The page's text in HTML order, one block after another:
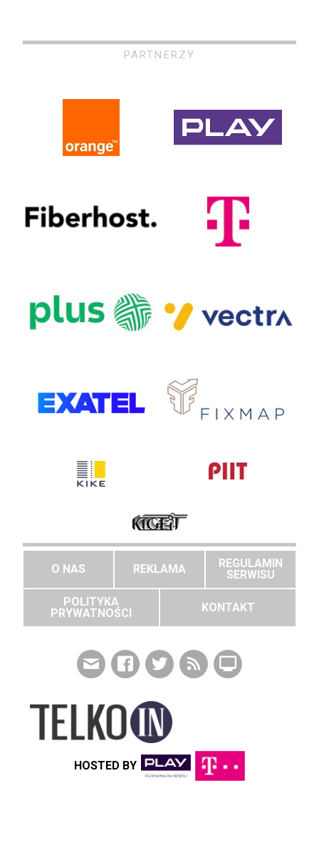
PARTNERZY
O NAS REKLAMA
REGULAMIN
SERWISU
POLITYKA
PRYWATNOŚCI
KONTAKT
HOSTED BY